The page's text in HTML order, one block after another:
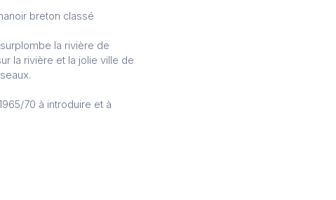
breton classé
la rivière de
la rivière et la jolie ville de
70 à introduire et à